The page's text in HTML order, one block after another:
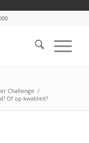
Challenge /
Of op kwaliteit?